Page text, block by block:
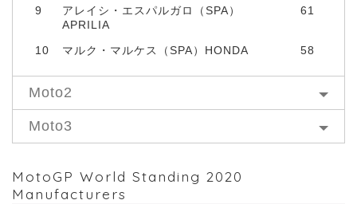
9
アレイシ・エスパルガロ（SPA）
APRILIA
61
10 マルク・マルケス（SPA）HONDA 58
Moto2
Moto3
MotoGP World Standing 2020
Manufacturers